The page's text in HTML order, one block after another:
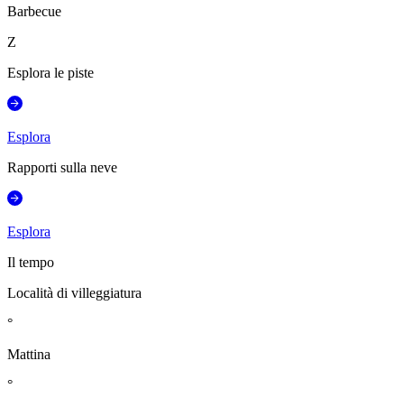
Barbecue
Z
Esplora le piste
Esplora
Rapporti sulla neve
Esplora
Il tempo
Località di villeggiatura
°
Mattina
°